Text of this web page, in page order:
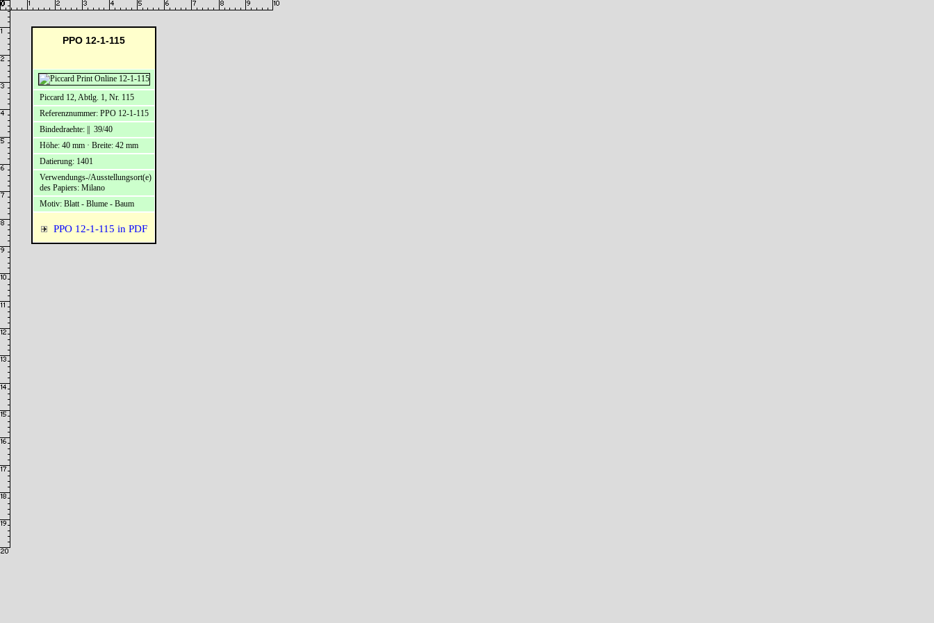
PPO 12-1-115
PPO 12-1-115 in PDF
Piccard 12, Abtlg. 1, Nr. 115
Referenznummer: PPO 12-1-115
Bindedraehte: || 39/40
Höhe: 40 mm · Breite: 42 mm
Datierung: 1401
Verwendungs-/Ausstellungsort(e)
des Papiers: Milano
Motiv: Blatt - Blume - Baum